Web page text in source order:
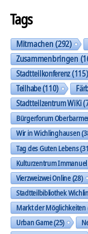
Tags
Mitmachen(292)
Zusammenbringen
Stadtteilkonferenz(115)
Teilhabe(110)
Stadtteilzentrum WiKi
Bürgerforum
Wir in Wichlinghausen
Tag des Guten Lebens
Kulturzentrum Immanuel
Vierzweizwei Online(28)
Stadtteilbibliothek
Markt der Möglichkeiten
Urban Game(25)